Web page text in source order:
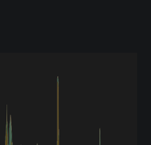
hơn để biến đây thành